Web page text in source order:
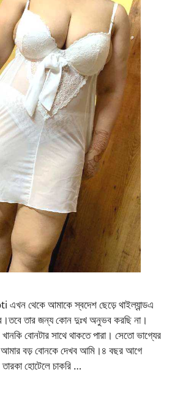
থেকে আমাকে স্বদেশ ছেড়ে থাইল্যান্ডএ
তার জন্য কোন দুঃখ অনুভব করছি না।
বোনটার সাথে থাকতে পারা। সেতো ভাগ্যের
আমার বড় বোনকে দেখব আমি।৪ বছর আগে
হোটেলে চাকরি …